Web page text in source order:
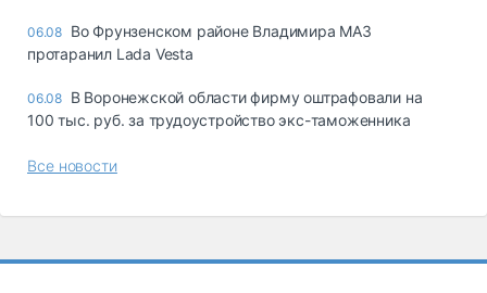
06.08 Во Фрунзенском районе Владимира МАЗ
протаранил Lada Vesta
06.08 В Воронежской области фирму оштрафовали на
100 тыс. руб. за трудоустройство экс-таможенника
Все новости